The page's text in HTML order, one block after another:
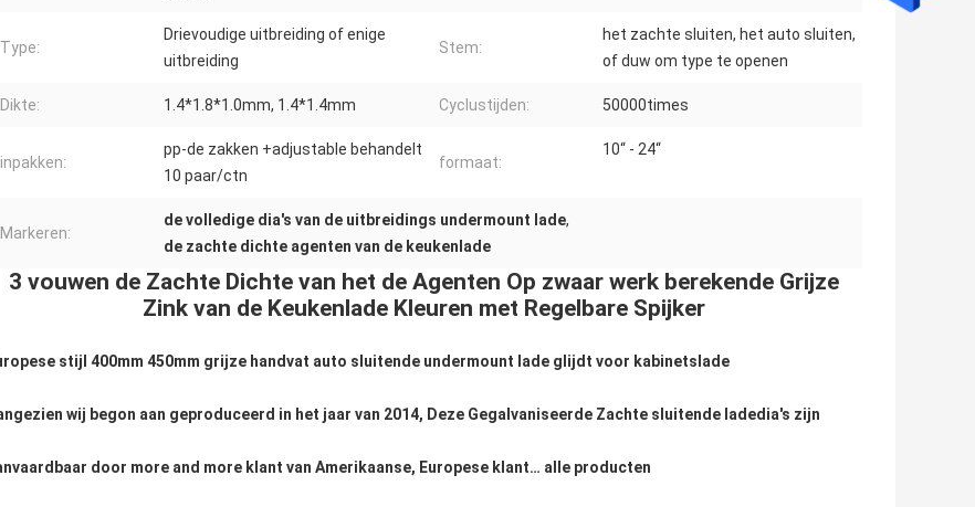
Type:
Drievoudige uitbreiding of enige
uitbreiding
Stem:
het zachte sluiten, het auto sluiten,
of duw om type te openen
Dikte: 1.4*1.8*1.0mm, 1.4*1.4mm Cyclustijden: 50000times
inpakken:
pp-de zakken +adjustable behandelt
10 paar/ctn
formaat:
10“ - 24“
Markeren:
de volledige dia's van de uitbreidings undermount lade,
de zachte dichte agenten van de keukenlade
3 vouwen de Zachte Dichte van het de Agenten Op zwaar werk berekende Grijze
Zink van de Keukenlade Kleuren met Regelbare Spijker
stijl 400mm 450mm grijze handvat auto sluitende undermount lade glijdt voor kabinetslade
wij begon aan geproduceerd in het jaar van 2014, Deze Gegalvaniseerde Zachte sluitende ladedia's zijn
door more and more klant van Amerikaanse, Europese klant… alle producten